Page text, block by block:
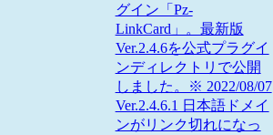
グイン「Pz-
LinkCard」。最新版
Ver.2.4.6を公式プラグイ
ンディレクトリで公開
しました。※ 2022/08/07
Ver.2.4.6.1 日本語ドメイ
ンがリンク切れになっ